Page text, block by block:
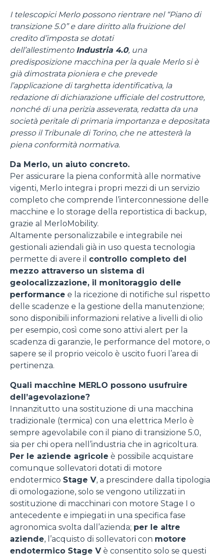
I telescopici Merlo possono rientrare nel “Piano di
transizione 5.0” e dare diritto alla fruizione del
credito d’imposta se dotati
dell’allestimento Industria 4.0, una
predisposizione macchina per la quale Merlo si è
già dimostrata pioniera e che prevede
l’applicazione di targhetta identificativa, la
redazione di dichiarazione ufficiale del costruttore,
nonché di una perizia asseverata, redatta da una
società peritale di primaria importanza e depositata
presso il Tribunale di Torino, che ne attesterà la
piena conformità normativa.
Da Merlo, un aiuto concreto.
Per assicurare la piena conformità alle normative
vigenti, Merlo integra i propri mezzi di un servizio
completo che comprende l’interconnessione delle
macchine e lo storage della reportistica di backup,
grazie al MerloMobility.
Altamente personalizzabile e integrabile nei
gestionali aziendali già in uso questa tecnologia
permette di avere il controllo completo del
mezzo attraverso un sistema di
geolocalizzazione, il monitoraggio delle
performance e la ricezione di notifiche sul rispetto
delle scadenze e la gestione della manutenzione;
sono disponibili informazioni relative a livelli di olio
per esempio, così come sono attivi alert per la
scadenza di garanzie, le performance del motore, o
sapere se il proprio veicolo è uscito fuori l’area di
pertinenza.
Quali macchine MERLO possono usufruire
dell’agevolazione?
Innanzitutto una sostituzione di una macchina
tradizionale (termica) con una elettrica Merlo è
sempre agevolabile con il piano di transizione 5.0,
sia per chi opera nell’industria che in agricoltura.
Per le aziende agricole è possibile acquistare
comunque sollevatori dotati di motore
endotermico Stage V, a prescindere dalla tipologia
di omologazione, solo se vengono utilizzati in
sostituzione di macchinari con motore Stage I o
antecedente e impiegati in una specifica fase
agronomica svolta dall’azienda; per le altre
aziende, l’acquisto di sollevatori con motore
endotermico Stage V è consentito solo se questi